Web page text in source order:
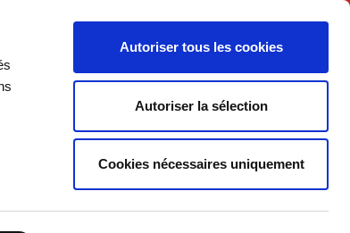
Autoriser tous les cookies
Autoriser la sélection
Cookies nécessaires uniquement
English